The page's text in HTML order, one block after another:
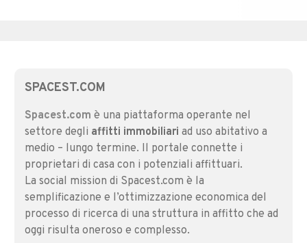
SPACEST.COM
Spacest.com è una piattaforma operante nel
settore degli affitti immobiliari ad uso abitativo a
medio – lungo termine. Il portale connette i
proprietari di casa con i potenziali affittuari.
La social mission di Spacest.com è la
semplificazione e l’ottimizzazione economica del
processo di ricerca di una struttura in affitto che ad
oggi risulta oneroso e complesso.